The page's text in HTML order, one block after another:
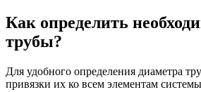
Как определить
трубы?
Для удобного определения диаметра
привязки их ко всем элементам